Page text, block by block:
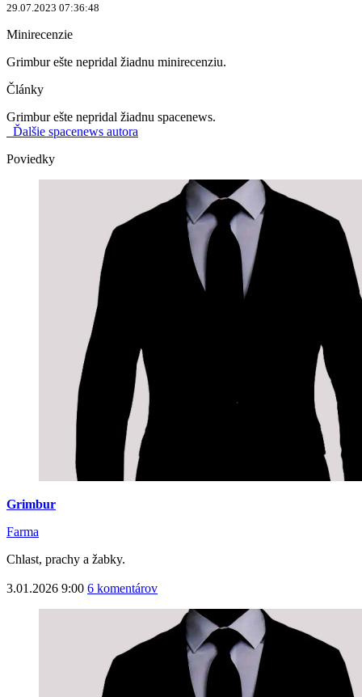
29.07.2023 07:36:48
Minirecenzie
Grimbur ešte nepridal žiadnu minirecenziu.
Články
Grimbur ešte nepridal žiadnu spacenews.
Ďalšie spacenews autora
Poviedky
Grimbur
Farma
Chlast, prachy a žabky.
3.01.2026 9:00 6 komentárov